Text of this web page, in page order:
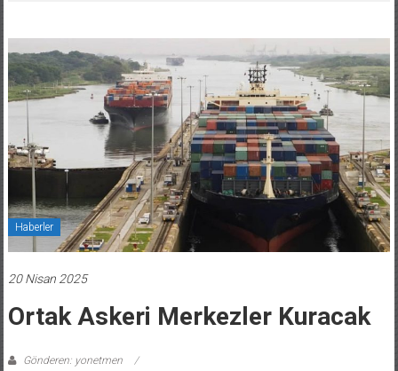
Haberler
20 Nisan 2025
Ortak Askeri Merkezler Kuracak
Gönderen: yonetmen